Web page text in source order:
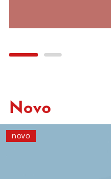
Novo
novo